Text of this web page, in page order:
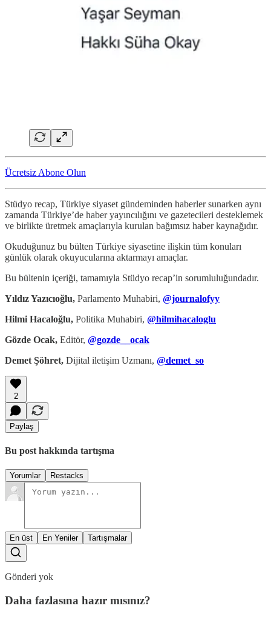
Ücretsiz Abone Olun
Stüdyo recap, Türkiye siyaset gündeminden haberler sunarken aynı
zamanda Türkiye’de haber yayıncılığını ve gazetecileri desteklemek
ve birlikte üretmek amaçlarıyla kurulan bağımsız haber kaynağıdır.
Okuduğunuz bu bülten Türkiye siyasetine ilişkin tüm konuları
günlük olarak okuyucularına aktarmayı amaçlar.
Bu bültenin içeriği, tamamıyla Stüdyo recap’in sorumluluğundadır.
Yıldız Yazıcıoğlu, Parlamento Muhabiri, @journalofyy
Hilmi Hacaloğlu, Politika Muhabiri, @hilmihacaloglu
Gözde Ocak, Editör, @gozde__ocak
Demet Şöhret, Dijital iletişim Uzmanı, @demet_so
2
Paylaş
Bu post hakkında tartışma
Yorumlar Restacks
En üst En Yeniler Tartışmalar
Gönderi yok
Daha fazlasına hazır mısınız?